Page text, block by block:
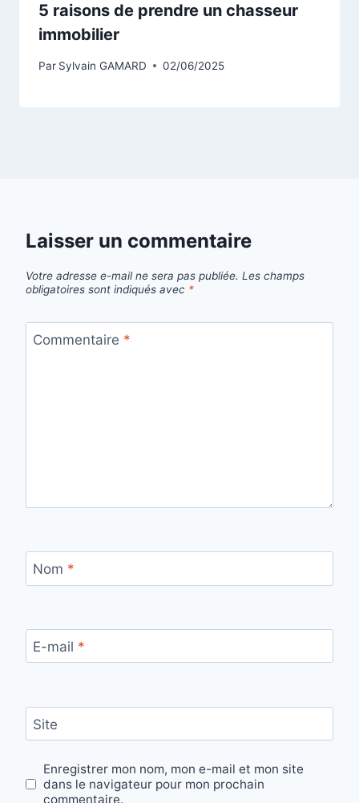
5 raisons de prendre un chasseur
immobilier
Par Sylvain GAMARD 02/06/2025
Laisser un commentaire
Votre adresse e-mail ne sera pas publiée. Les champs
obligatoires sont indiqués avec *
Commentaire *
Nom *
E-mail *
Site
Enregistrer mon nom, mon e-mail et mon site
dans le navigateur pour mon prochain
commentaire.